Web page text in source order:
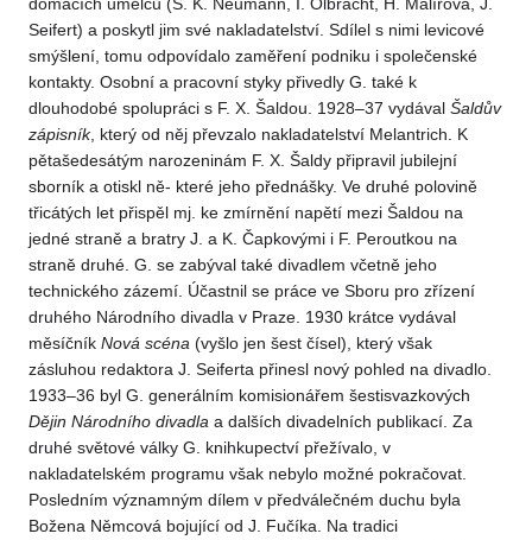
Seifert) a poskytl jim své nakladatelství. Sdílel s nimi levicové
smýšlení, tomu odpovídalo zaměření podniku i společenské
kontakty. Osobní a pracovní styky přivedly G. také k
dlouhodobé spolupráci s F. X. Šaldou. 1928–37 vydával Šaldův
zápisník, který od něj převzalo nakladatelství Melantrich. K
pětašedesátým narozeninám F. X. Šaldy připravil jubilejní
sborník a otiskl ně- které jeho přednášky. Ve druhé polovině
třicátých let přispěl mj. ke zmírnění napětí mezi Šaldou na
jedné straně a bratry J. a K. Čapkovými i F. Peroutkou na
straně druhé. G. se zabýval také divadlem včetně jeho
technického zázemí. Účastnil se práce ve Sboru pro zřízení
druhého Národního divadla v Praze. 1930 krátce vydával
měsíčník Nová scéna (vyšlo jen šest čísel), který však
zásluhou redaktora J. Seiferta přinesl nový pohled na divadlo.
1933–36 byl G. generálním komisionářem šestisvazkových
Dějin Národního divadla a dalších divadelních publikací. Za
druhé světové války G. knihkupectví přežívalo, v
nakladatelském programu však nebylo možné pokračovat.
Posledním významným dílem v předválečném duchu byla
Božena Němcová bojující od J. Fučíka. Na tradici